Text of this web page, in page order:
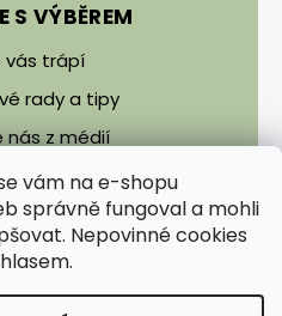
vám na e-shopu
správně fungoval a mohli
Nepovinné cookies
S VÝBĚREM
vás trápí
rady a tipy
nás z médií
Shoptet